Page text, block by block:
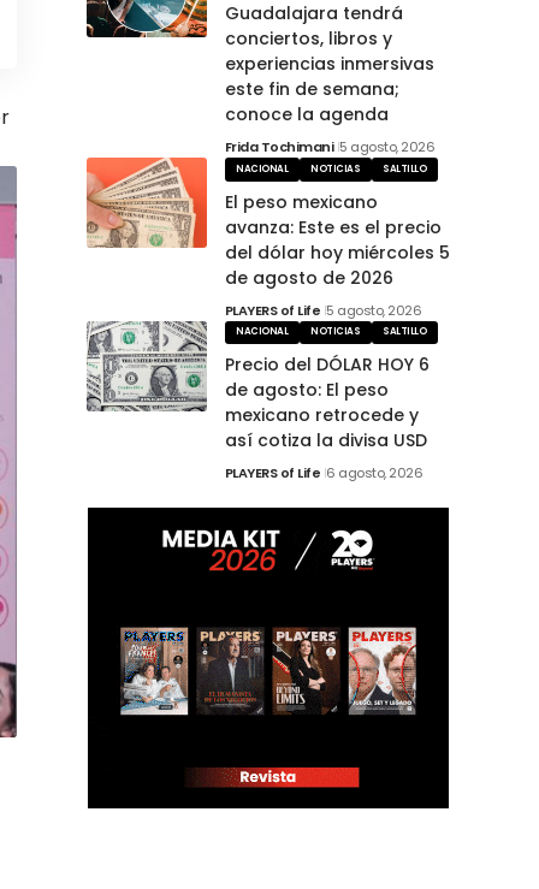
Guadalajara tendrá
conciertos, libros y
experiencias inmersivas
este fin de semana;
conoce la agenda
Frida Tochimani 5 agosto, 2026
NACIONAL NOTICIAS SALTILLO
El peso mexicano
avanza: Este es el precio
del dólar hoy miércoles 5
de agosto de 2026
PLAYERS of Life 5 agosto, 2026
NACIONAL NOTICIAS SALTILLO
Precio del DÓLAR HOY 6
de agosto: El peso
mexicano retrocede y
así cotiza la divisa USD
PLAYERS of Life 6 agosto, 2026